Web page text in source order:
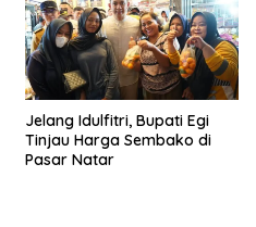
Jelang Idulfitri, Bupati Egi
Tinjau Harga Sembako di
Pasar Natar